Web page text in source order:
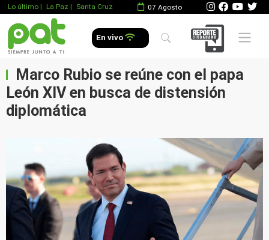
Lo último | La Paz | Santa Cruz 07 Agosto
En vivo Mobile
Marco Rubio se reúne con el papa
León XIV en busca de distensión
diplomática